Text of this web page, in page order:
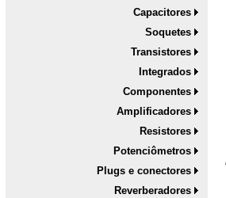
Capacitores
Soquetes
Transistores
Integrados
Componentes
Amplificadores
Resistores
Potenciômetros
Plugs e conectores
Reverberadores